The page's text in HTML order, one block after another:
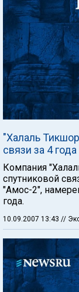
"Халаль
связи за 4 года
Компания
спутниковой
"Амос-2",
года.
10.09.2007 13:43 //